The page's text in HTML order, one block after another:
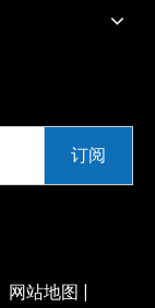
订阅
网站地图